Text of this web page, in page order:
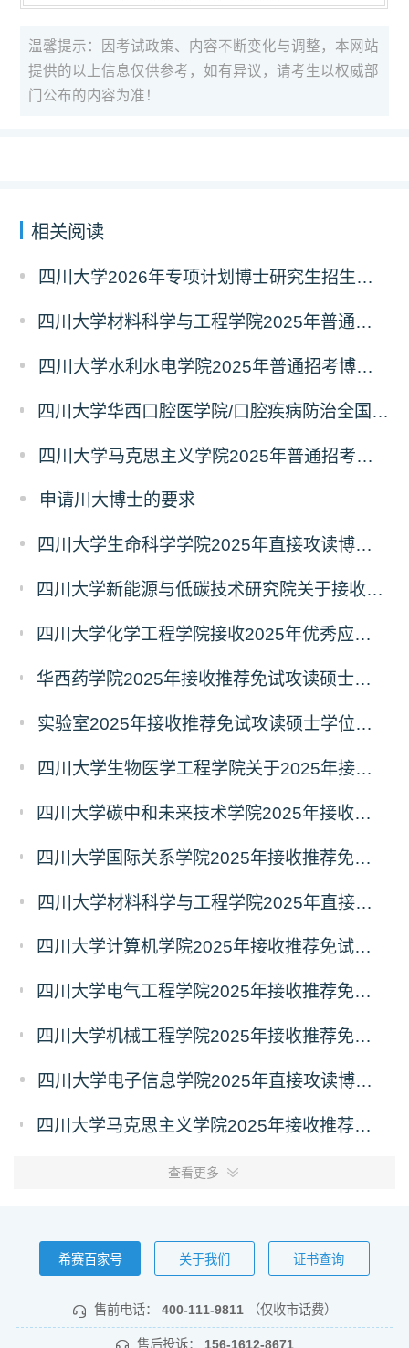
温馨提示：因考试政策、内容不断变化与调整，本网站
提供的以上信息仅供参考，如有异议，请考生以权威部
门公布的内容为准！
相关阅读
四川大学2026年专项计划博士研究生招生补报名的通知
四川大学材料科学与工程学院2025年普通招考博士研究生招生简章
四川大学水利水电学院2025年普通招考博士研究生招生简章
四川大学华西口腔医学院/口腔疾病防治全国重点实验室2025年普通招考博士生招生简章
四川大学马克思主义学院2025年普通招考博士研究生招生简章
申请川大博士的要求
四川大学生命科学学院2025年直接攻读博士学位研究生预报名通知
四川大学新能源与低碳技术研究院关于接收2025年优秀应届本科毕业生免试攻读研究生（含直博生）的通知
四川大学化学工程学院接收2025年优秀应届本科毕业生免试攻读研究生（含直博生）的通知
华西药学院2025年接收推荐免试攻读硕士学位研究生和直接攻读博士学位研究生的预报名通知
实验室2025年接收推荐免试攻读硕士学位研究生和直接攻读博士学位研究生预报名通知
四川大学生物医学工程学院关于2025年接收推免生（含直博生）的通知
四川大学碳中和未来技术学院2025年接收推荐免试攻读硕士学位研究生和直接攻读博士学位研究生的通知
四川大学国际关系学院2025年接收推荐免试攻读硕士学位研究生和直接攻读博士学位研究生预通知
四川大学材料科学与工程学院2025年直接攻读博士学位研究生预报名通知
四川大学计算机学院2025年接收推荐免试攻读硕士学位研究生和直接攻读博士学位研究生预报名通知
四川大学电气工程学院2025年接收推荐免试攻读硕士学位研究生和直接攻读博士学位研究生预报名通知
四川大学机械工程学院2025年接收推荐免试攻读硕士学位研究生和直接攻读博士学位研究生预报名通知
四川大学电子信息学院2025年直接攻读博士学位研究生预报名通知
四川大学马克思主义学院2025年接收推荐免试攻读硕士学位研究生和直接攻读博士学位研究生预通知
查看更多
希赛百家号 关于我们 证书查询
售前电话： 400-111-9811 （仅收市话费）
售后投诉： 156-1612-8671